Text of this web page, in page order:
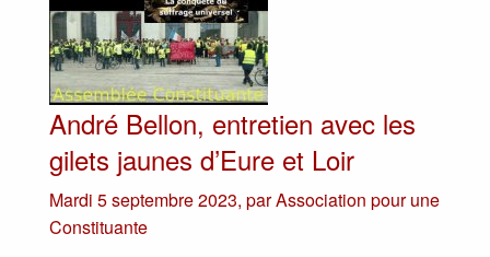
André Bellon, entretien avec les
gilets jaunes d’Eure et Loir
Mardi 5 septembre 2023, parAssociation pour une
Constituante